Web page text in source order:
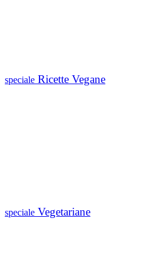
speciale Ricette Vegane
speciale Vegetariane